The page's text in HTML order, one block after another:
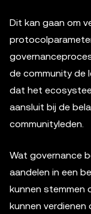
Dit kan gaan om
de community de
dat het
aansluit bij de
communityleden.
Wat governance
aandelen in een
kunnen stemmen
kunnen